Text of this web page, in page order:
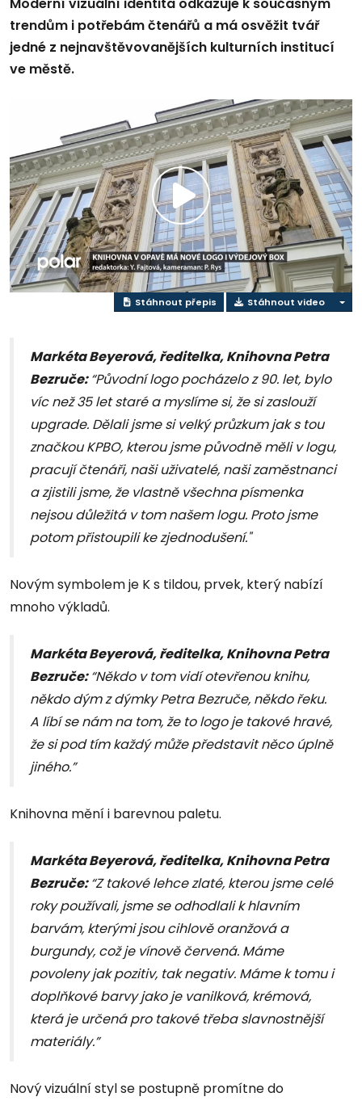
Moderní vizuální identita odkazuje k současným
trendům i potřebám čtenářů a má osvěžit tvář
jedné z nejnavštěvovanějších kulturních institucí
ve městě.
Přehrát
video
Stáhnout přepis Stáhnout video
Markéta Beyerová, ředitelka, Knihovna Petra
Bezruče:“Původní logo pocházelo z 90. let, bylo
víc než 35 let staré a myslíme si, že si zaslouží
upgrade. Dělali jsme si velký průzkum jak s tou
značkou KPBO, kterou jsme původně měli v logu,
pracují čtenáři, naši uživatelé, naši zaměstnanci
a zjistili jsme, že vlastně všechna písmenka
nejsou důležitá v tom našem logu. Proto jsme
potom přistoupili ke zjednodušení."
Novým symbolem je K s tildou, prvek, který nabízí
mnoho výkladů.
Markéta Beyerová, ředitelka, Knihovna Petra
Bezruče:“Někdo v tom vidí otevřenou knihu,
někdo dým z dýmky Petra Bezruče, někdo řeku.
A líbí se nám na tom, že to logo je takové hravé,
že si pod tím každý může představit něco úplně
jiného.”
Knihovna mění i barevnou paletu.
Markéta Beyerová, ředitelka, Knihovna Petra
Bezruče:“Z takové lehce zlaté, kterou jsme celé
roky používali, jsme se odhodlali k hlavním
barvám, kterými jsou cihlově oranžová a
burgundy, což je vínově červená. Máme
povoleny jak pozitiv, tak negativ. Máme k tomu i
doplňkové barvy jako je vanilková, krémová,
která je určená pro takové třeba slavnostnější
materiály.”
Nový vizuální styl se postupně promítne do